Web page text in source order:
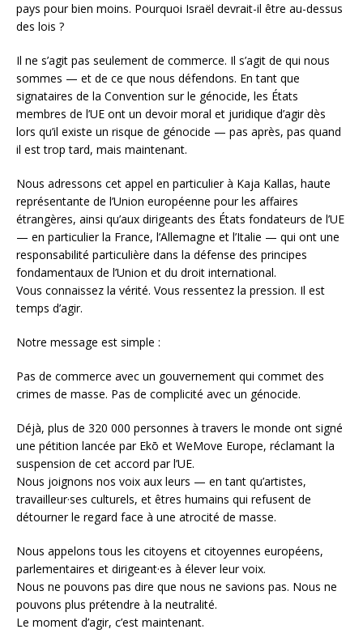
pays pour bien moins. Pourquoi Israël devrait-il être au-dessus
des lois ?
Il ne s’agit pas seulement de commerce. Il s’agit de qui nous
sommes — et de ce que nous défendons. En tant que
signataires de la Convention sur le génocide, les États
membres de l’UE ont un devoir moral et juridique d’agir dès
lors qu’il existe un risque de génocide — pas après, pas quand
il est trop tard, mais maintenant.
Nous adressons cet appel en particulier à Kaja Kallas, haute
représentante de l’Union européenne pour les affaires
étrangères, ainsi qu’aux dirigeants des États fondateurs de l’UE
— en particulier la France, l’Allemagne et l’Italie — qui ont une
responsabilité particulière dans la défense des principes
fondamentaux de l’Union et du droit international.
Vous connaissez la vérité. Vous ressentez la pression. Il est
temps d’agir.
Notre message est simple :
Pas de commerce avec un gouvernement qui commet des
crimes de masse. Pas de complicité avec un génocide.
Déjà, plus de 320 000 personnes à travers le monde ont signé
une pétition lancée par Ekō et WeMove Europe, réclamant la
suspension de cet accord par l’UE.
Nous joignons nos voix aux leurs — en tant qu’artistes,
travailleur·ses culturels, et êtres humains qui refusent de
détourner le regard face à une atrocité de masse.
Nous appelons tous les citoyens et citoyennes européens,
parlementaires et dirigeant·es à élever leur voix.
Nous ne pouvons pas dire que nous ne savions pas. Nous ne
pouvons plus prétendre à la neutralité.
Le moment d’agir, c’est maintenant.